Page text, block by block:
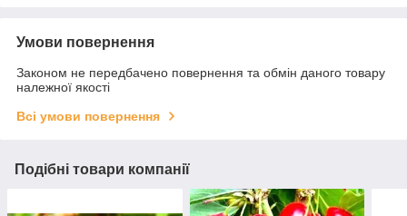
Умови повернення
Законом не передбачено повернення та обмін даного товару
належної якості
Всі умови повернення
Подібні товари компанії